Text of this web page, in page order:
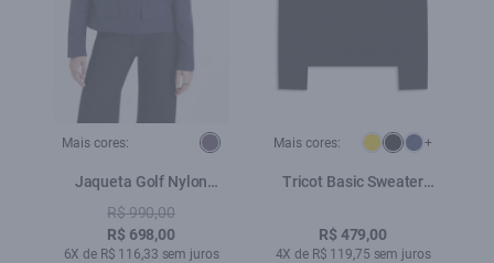
Mais cores:
Jaqueta Golf Nylon
Ribbon Purple Blue
R$ 990,00
R$ 698,00
6X de R$ 116,33 sem juros
Mais cores: +
Tricot Basic Sweater
R$ 479,00
4X de R$ 119,75 sem juros